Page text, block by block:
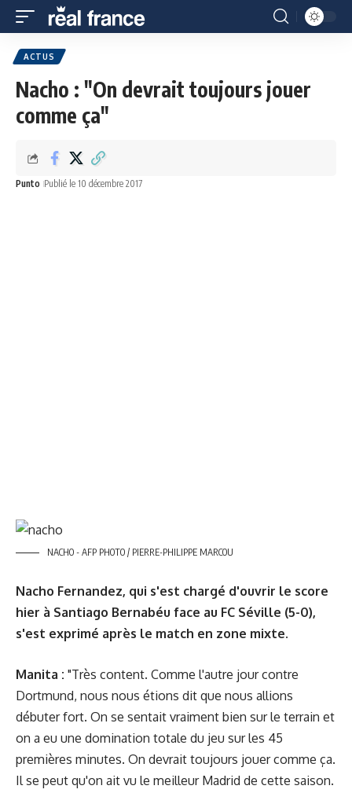
ACTUS
Nacho : "On devrait toujours jouer
comme ça"
Punto Publié le 10 décembre 2017
NACHO - AFP PHOTO / PIERRE-PHILIPPE MARCOU
Nacho Fernandez, qui s'est chargé d'ouvrir le score
hier à Santiago Bernabéu face au FC Séville (5-0),
s'est exprimé après le match en zone mixte.
Manita : "Très content. Comme l'autre jour contre
Dortmund, nous nous étions dit que nous allions
débuter fort. On se sentait vraiment bien sur le terrain et
on a eu une domination totale du jeu sur les 45
premières minutes. On devrait toujours jouer comme ça.
Il se peut qu'on ait vu le meilleur Madrid de cette saison.